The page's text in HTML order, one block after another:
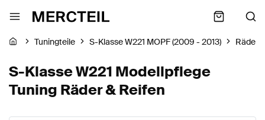
Tuningteile S-Klasse W221 MOPF (2009 - 2013) Räder
S-Klasse W221 Modellpflege
Tuning Räder & Reifen